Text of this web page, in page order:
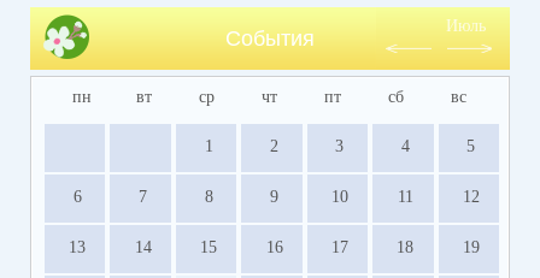
События
Июль
пн вт ср чт пт сб вс
1 2 3 4 5
6 7 8 9 10 11 12
13 14 15 16 17 18 19